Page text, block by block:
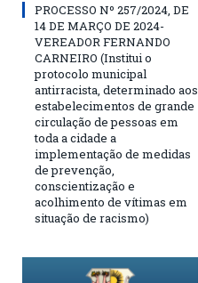
PROCESSO Nº 257/2024, DE
14 DE MARÇO DE 2024-
VEREADOR FERNANDO
CARNEIRO (Institui o
protocolo municipal
antirracista, determinado aos
estabelecimentos de grande
circulação de pessoas em
toda a cidade a
implementação de medidas
de prevenção,
conscientização e
acolhimento de vítimas em
situação de racismo)